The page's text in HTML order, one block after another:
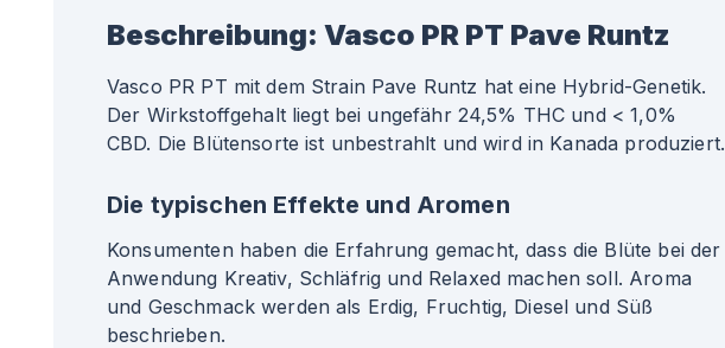
Beschreibung: Vasco PR PT Pave Runtz
Vasco PR PT mit dem Strain Pave Runtz hat eine Hybrid-Genetik.
Der Wirkstoffgehalt liegt bei ungefähr 24,5% THC und < 1,0%
CBD. Die Blütensorte ist unbestrahlt und wird in Kanada produziert.
Die typischen Effekte und Aromen
Konsumenten haben die Erfahrung gemacht, dass die Blüte bei der
Anwendung Kreativ, Schläfrig und Relaxed machen soll. Aroma
und Geschmack werden als Erdig, Fruchtig, Diesel und Süß
beschrieben.